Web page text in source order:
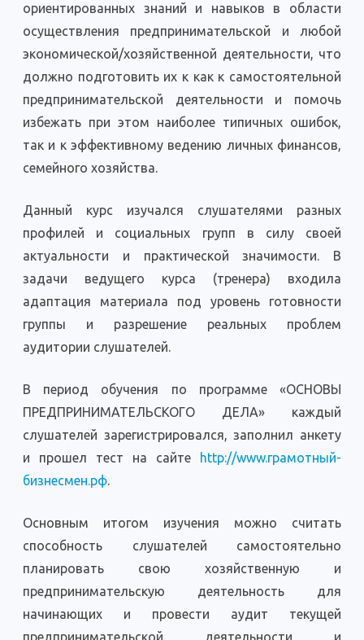
ориентированных знаний и навыков в области
осуществления предпринимательской и любой
экономической/хозяйственной деятельности, что
должно подготовить их к как к самостоятельной
предпринимательской деятельности и помочь
избежать при этом наиболее типичных ошибок,
так и к эффективному ведению личных финансов,
семейного хозяйства.
Данный курс изучался слушателями разных
профилей и социальных групп в силу своей
актуальности и практической значимости. В
задачи ведущего курса (тренера) входила
адаптация материала под уровень готовности
группы и разрешение реальных проблем
аудитории слушателей.
В период обучения по программе «ОСНОВЫ
ПРЕДПРИНИМАТЕЛЬСКОГО ДЕЛА» каждый
слушателей зарегистрировался, заполнил анкету
и прошел тест на сайте
http://www.грамотный-
бизнесмен.рф.
Основным итогом изучения можно считать
способность слушателей самостоятельно
планировать свою хозяйственную и
предпринимательскую деятельность для
начинающих и провести аудит текущей
предпринимательской деятельности и